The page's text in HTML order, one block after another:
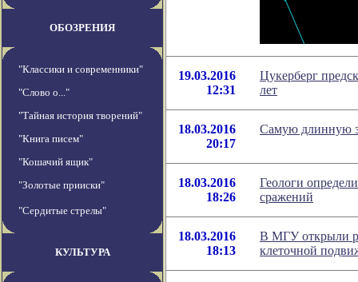
ОБОЗРЕНИЯ
"Классики и современники"
"Слово о..."
"Тайная история творений"
"Книга писем"
"Кошачий ящик"
"Золотые прииски"
"Сердитые стрелы"
КУЛЬТУРА
19.03.2016
12:31
Цукерберг
лет
18.03.2016
20:17
Cамую длинную
18.03.2016
18:26
Геологи
сражений
18.03.2016
18:13
В МГУ открыли
клеточной